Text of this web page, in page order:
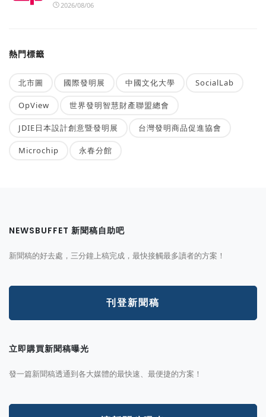
2026/08/06
熱門標籤
北市圖 國際發明展 中國文化大學 SocialLab
OpView 世界發明智慧財產聯盟總會
JDIE日本設計創意暨發明展 台灣發明商品促進協會
Microchip 永春分館
NEWSBUFFET 新聞稿自助吧
新聞稿的好去處，三分鐘上稿完成，最快接觸最多讀者的方案！
刊登新聞稿
立即購買新聞稿曝光
發一篇新聞稿透通到各大媒體的最快速、最便捷的方案！